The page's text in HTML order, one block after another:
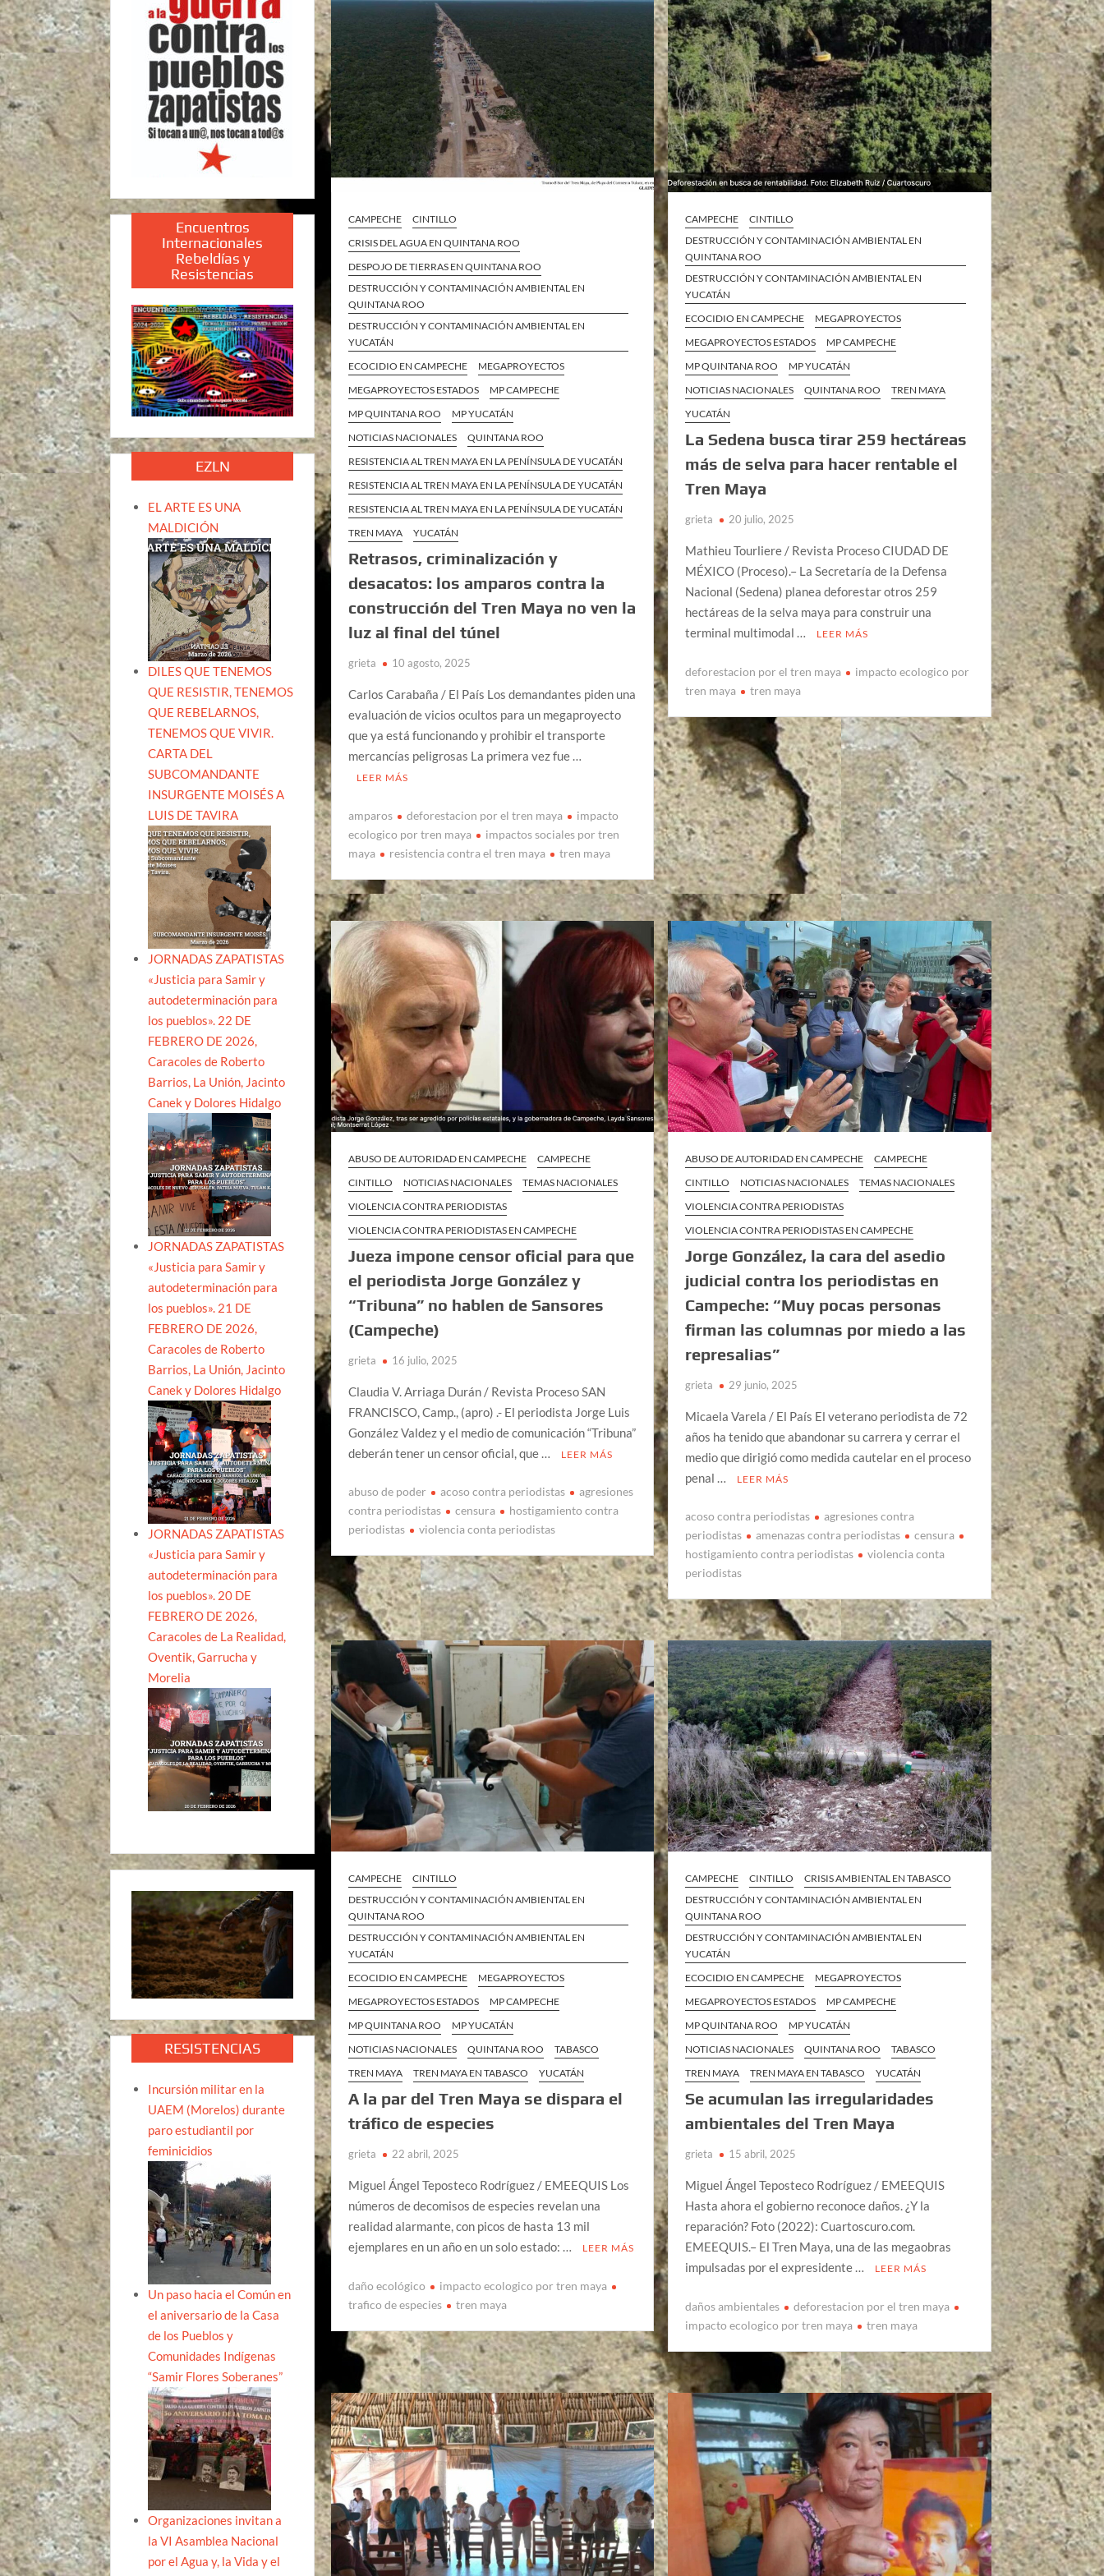
CAMPECHE
CINTILLO
CRISIS DEL AGUA EN QUINTANA ROO
DESPOJO DE TIERRAS EN QUINTANA ROO
DESTRUCCIÓN Y CONTAMINACIÓN AMBIENTAL EN
QUINTANA ROO
DESTRUCCIÓN Y CONTAMINACIÓN AMBIENTAL EN
YUCATÁN
ECOCIDIO EN CAMPECHE
MEGAPROYECTOS
MEGAPROYECTOS ESTADOS
MP CAMPECHE
MP QUINTANA ROO
MP YUCATÁN
NOTICIAS NACIONALES
QUINTANA ROO
RESISTENCIA AL TREN MAYA EN LA PENÍNSULA DE YUCATÁN
RESISTENCIA AL TREN MAYA EN LA PENÍNSULA DE YUCATÁN
RESISTENCIA AL TREN MAYA EN LA PENÍNSULA DE YUCATÁN
TREN MAYA
YUCATÁN
Retrasos, criminalización y
desacatos: los amparos contra la
construcción del Tren Maya no ven la
luz al final del túnel
grieta 10 agosto, 2025
Carlos Carabaña / El País Los demandantes piden una
evaluación de vicios ocultos para un megaproyecto
que ya está funcionando y prohibir el transporte
mercancías peligrosas La primera vez fue …
LEER MÁS
amparos deforestacion por el tren maya
impacto
ecologico por tren maya
impactos sociales por tren
maya
resistencia contra el tren maya tren maya
CAMPECHE
CINTILLO
DESTRUCCIÓN Y CONTAMINACIÓN AMBIENTAL EN
QUINTANA ROO
DESTRUCCIÓN Y CONTAMINACIÓN AMBIENTAL EN
YUCATÁN
ECOCIDIO EN CAMPECHE
MEGAPROYECTOS
MEGAPROYECTOS ESTADOS
MP CAMPECHE
MP QUINTANA ROO
MP YUCATÁN
NOTICIAS NACIONALES
QUINTANA ROO
TREN MAYA
YUCATÁN
La Sedena busca tirar 259 hectáreas
más de selva para hacer rentable el
Tren Maya
grieta 20 julio, 2025
Mathieu Tourliere / Revista Proceso CIUDAD DE
MÉXICO (Proceso).– La Secretaría de la Defensa
Nacional (Sedena) planea deforestar otros 259
hectáreas de la selva maya para construir una
terminal multimodal …
LEER MÁS
deforestacion por el tren maya
impacto ecologico por
tren maya
tren maya
ABUSO DE AUTORIDAD EN CAMPECHE
CAMPECHE
CINTILLO
NOTICIAS NACIONALES
TEMAS NACIONALES
VIOLENCIA CONTRA PERIODISTAS
VIOLENCIA CONTRA PERIODISTAS EN CAMPECHE
Jueza impone censor oficial para que
el periodista Jorge González y
“Tribuna” no hablen de Sansores
(Campeche)
grieta 16 julio, 2025
Claudia V. Arriaga Durán / Revista Proceso SAN
FRANCISCO, Camp., (apro) .- El periodista Jorge Luis
González Valdez y el medio de comunicación “Tribuna”
deberán tener un censor oficial, que …
LEER MÁS
abuso de poder acoso contra periodistas
agresiones
contra periodistas
censura
hostigamiento contra
periodistas
violencia conta periodistas
ABUSO DE AUTORIDAD EN CAMPECHE
CAMPECHE
CINTILLO
NOTICIAS NACIONALES
TEMAS NACIONALES
VIOLENCIA CONTRA PERIODISTAS
VIOLENCIA CONTRA PERIODISTAS EN CAMPECHE
Jorge González, la cara del asedio
judicial contra los periodistas en
Campeche: “Muy pocas personas
firman las columnas por miedo a las
represalias”
grieta 29 junio, 2025
Micaela Varela / El País El veterano periodista de 72
años ha tenido que abandonar su carrera y cerrar el
medio que dirigió como medida cautelar en el proceso
penal …
LEER MÁS
acoso contra periodistas
agresiones contra
periodistas
amenazas contra periodistas
censura
hostigamiento contra periodistas
violencia conta
periodistas
CAMPECHE
CINTILLO
DESTRUCCIÓN Y CONTAMINACIÓN AMBIENTAL EN
QUINTANA ROO
DESTRUCCIÓN Y CONTAMINACIÓN AMBIENTAL EN
YUCATÁN
ECOCIDIO EN CAMPECHE
MEGAPROYECTOS
MEGAPROYECTOS ESTADOS
MP CAMPECHE
MP QUINTANA ROO
MP YUCATÁN
NOTICIAS NACIONALES
QUINTANA ROO
TABASCO
TREN MAYA
TREN MAYA EN TABASCO YUCATÁN
A la par del Tren Maya se dispara el
tráfico de especies
grieta 22 abril, 2025
Miguel Ángel Teposteco Rodríguez / EMEEQUIS Los
números de decomisos de especies revelan una
realidad alarmante, con picos de hasta 13 mil
ejemplares en un año en un solo estado: …
LEER MÁS
daño ecológico
impacto ecologico por tren maya
trafico de especies
tren maya
CAMPECHE CINTILLO
CRISIS AMBIENTAL EN TABASCO
DESTRUCCIÓN Y CONTAMINACIÓN AMBIENTAL EN
QUINTANA ROO
DESTRUCCIÓN Y CONTAMINACIÓN AMBIENTAL EN
YUCATÁN
ECOCIDIO EN CAMPECHE
MEGAPROYECTOS
MEGAPROYECTOS ESTADOS
MP CAMPECHE
MP QUINTANA ROO
MP YUCATÁN
NOTICIAS NACIONALES
QUINTANA ROO
TABASCO
TREN MAYA
TREN MAYA EN TABASCO YUCATÁN
Se acumulan las irregularidades
ambientales del Tren Maya
grieta 15 abril, 2025
Miguel Ángel Teposteco Rodríguez / EMEEQUIS
Hasta ahora el gobierno reconoce daños. ¿Y la
reparación? Foto (2022): Cuartoscuro.com.
EMEEQUIS.– El Tren Maya, una de las megaobras
impulsadas por el expresidente …
LEER MÁS
daños ambientales
deforestacion por el tren maya
impacto ecologico por tren maya
tren maya
Encuentros
Internacionales
Rebeldías y
Resistencias
EZLN
EL ARTE ES UNA
MALDICIÓN
DILES QUE TENEMOS
QUE RESISTIR, TENEMOS
QUE REBELARNOS,
TENEMOS QUE VIVIR.
CARTA DEL
SUBCOMANDANTE
INSURGENTE MOISÉS A
LUIS DE TAVIRA
JORNADAS ZAPATISTAS
«Justicia para Samir y
autodeterminación para
los pueblos». 22 DE
FEBRERO DE 2026,
Caracoles de Roberto
Barrios, La Unión, Jacinto
Canek y Dolores Hidalgo
JORNADAS ZAPATISTAS
«Justicia para Samir y
autodeterminación para
los pueblos». 21 DE
FEBRERO DE 2026,
Caracoles de Roberto
Barrios, La Unión, Jacinto
Canek y Dolores Hidalgo
JORNADAS ZAPATISTAS
«Justicia para Samir y
autodeterminación para
los pueblos». 20 DE
FEBRERO DE 2026,
Caracoles de La Realidad,
Oventik, Garrucha y
Morelia
RESISTENCIAS
Incursión militar en la
UAEM (Morelos) durante
paro estudiantil por
feminicidios
Un paso hacia el Común en
el aniversario de la Casa
de los Pueblos y
Comunidades Indígenas
“Samir Flores Soberanes”
Organizaciones invitan a
la VI Asamblea Nacional
por el Agua y, la Vida y el